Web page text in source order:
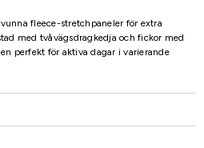
fleece-stretchpaneler för extra
med tvåvägsdragkedja och fickor med
perfekt för aktiva dagar i varierande